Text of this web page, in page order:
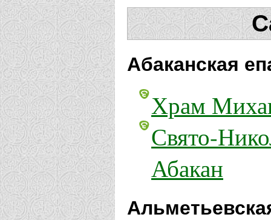
Абаканская
Храм
Свято-
Абакан